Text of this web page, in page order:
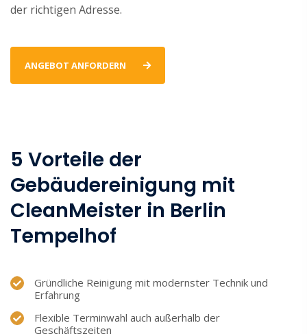
der richtigen Adresse.
ANGEBOT ANFORDERN
5 Vorteile der
Gebäudereinigung mit
CleanMeister in Berlin
Tempelhof
Gründliche Reinigung mit modernster Technik und
Erfahrung
Flexible Terminwahl auch außerhalb der
Geschäftszeiten